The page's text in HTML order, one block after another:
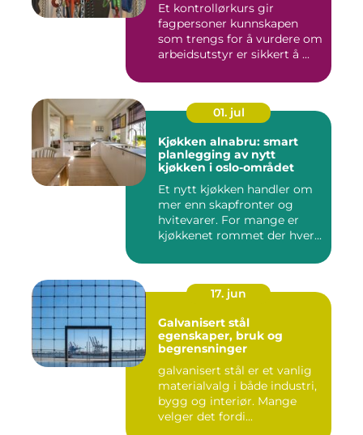
Et kontrollørkurs gir
fagpersoner kunnskapen
som trengs for å vurdere om
arbeidsutstyr er sikkert å ...
01. jul
Kjøkken alnabru: smart
planlegging av nytt
kjøkken i oslo-området
Et nytt kjøkken handler om
mer enn skapfronter og
hvitevarer. For mange er
kjøkkenet rommet der hver...
17. jun
Galvanisert stål
egenskaper, bruk og
begrensninger
galvanisert stål er et vanlig
materialvalg i både industri,
bygg og interiør. Mange
velger det fordi...